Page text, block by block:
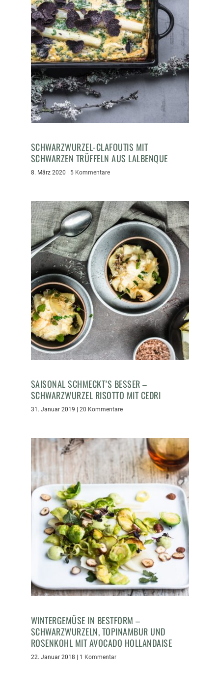
SCHWARZWURZEL-CLAFOUTIS MIT
SCHWARZEN TRÜFFELN AUS LALBENQUE
8. März 2020 5 Kommentare
SAISONAL SCHMECKT’S BESSER –
SCHWARZWURZEL RISOTTO MIT CEDRI
31. Januar 2019 | 20 Kommentare
WINTERGEMÜSE IN BESTFORM –
SCHWARZWURZELN, TOPINAMBUR UND
ROSENKOHL MIT AVOCADO HOLLANDAISE
22. Januar 2018 1 Kommentar